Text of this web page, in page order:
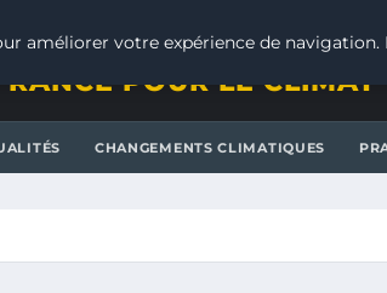
POUR LE CLIMAT
CHANGEMENTS CLIMATIQUES
améliorer votre expérience de